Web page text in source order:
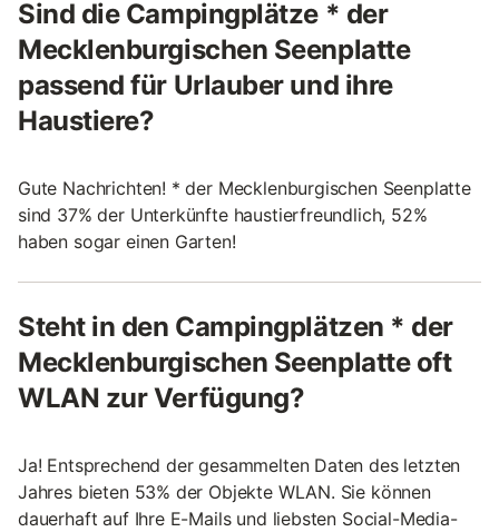
Sind die Campingplätze * der
Mecklenburgischen Seenplatte
passend für Urlauber und ihre
Haustiere?
Gute Nachrichten! * der Mecklenburgischen Seenplatte
sind 37% der Unterkünfte haustierfreundlich, 52%
haben sogar einen Garten!
Steht in den Campingplätzen * der
Mecklenburgischen Seenplatte oft
WLAN zur Verfügung?
Ja! Entsprechend der gesammelten Daten des letzten
Jahres bieten 53% der Objekte WLAN. Sie können
dauerhaft auf Ihre E-Mails und liebsten Social-Media-